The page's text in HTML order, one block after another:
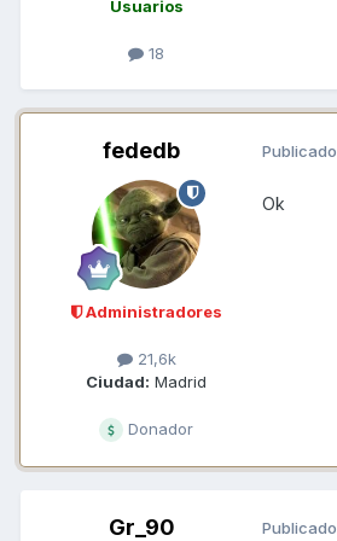
Usuarios
18
fededb
Administradores
21,6k
Ciudad: Madrid
Donador
Publicado
Ok
Gr_90 Publicado